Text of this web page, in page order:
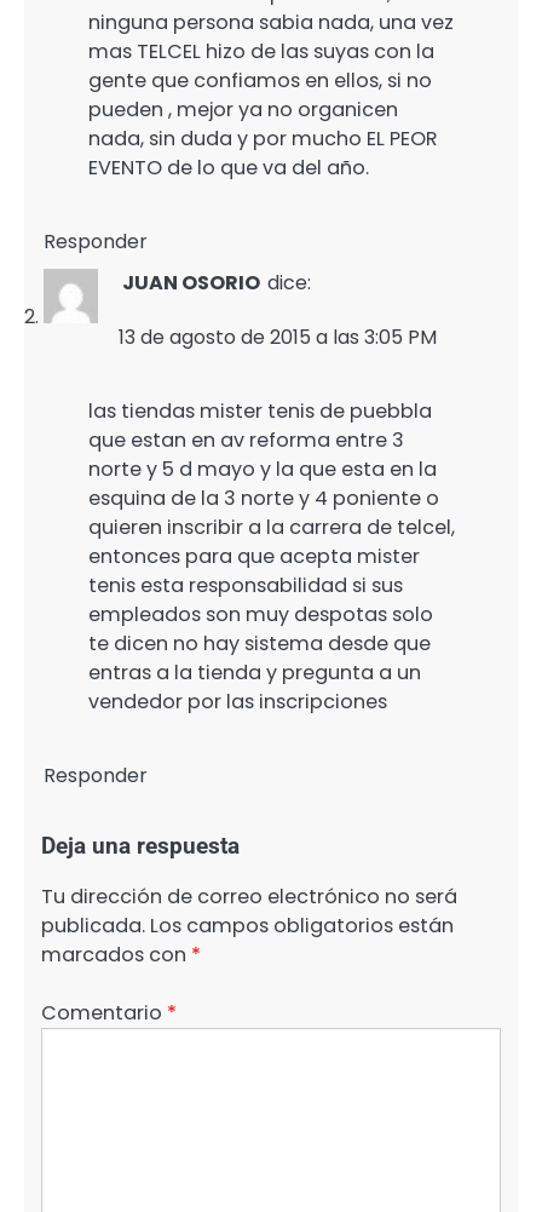
ninguna persona sabia nada, una vez
mas TELCEL hizo de las suyas con la
gente que confiamos en ellos, si no
pueden , mejor ya no organicen
nada, sin duda y por mucho EL PEOR
EVENTO de lo que va del año.
Responder
JUAN OSORIO dice:
13 de agosto de 2015 a las 3:05 PM
las tiendas mister tenis de puebbla
que estan en av reforma entre 3
norte y 5 d mayo y la que esta en la
esquina de la 3 norte y 4 poniente o
quieren inscribir a la carrera de telcel,
entonces para que acepta mister
tenis esta responsabilidad si sus
empleados son muy despotas solo
te dicen no hay sistema desde que
entras a la tienda y pregunta a un
vendedor por las inscripciones
Responder
Deja una respuesta
Tu dirección de correo electrónico no será
publicada. Los campos obligatorios están
marcados con *
Comentario *